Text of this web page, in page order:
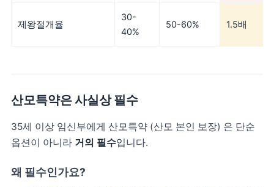
제왕절개율
30-
40%
50-60% 1.5배
산모특약은 사실상 필수
35세 이상 임신부에게 산모특약 (산모 본인 보장) 은 단순
옵션이 아니라 거의 필수입니다.
왜 필수인가요?